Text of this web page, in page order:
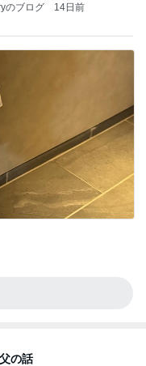
のブログ 14日前
の話